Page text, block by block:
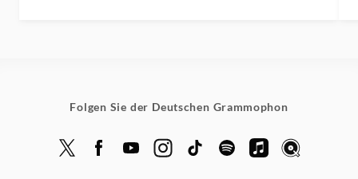
Folgen Sie der Deutschen Grammophon